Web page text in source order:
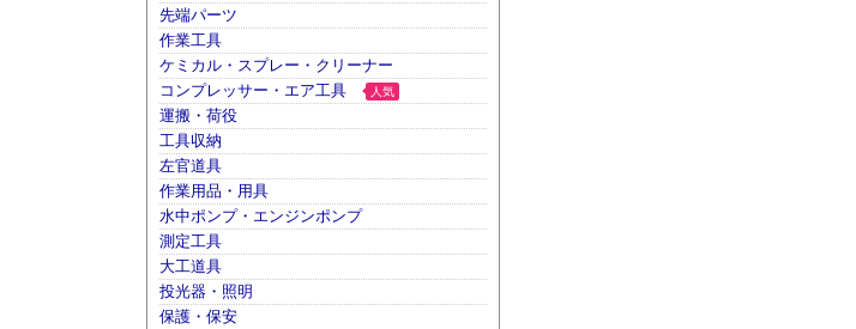
先端パーツ
作業工具
ケミカル・スプレー・クリーナー
コンプレッサー・エア工具
人気
運搬・荷役
工具収納
左官道具
作業用品・用具
水中ポンプ・エンジンポンプ
測定工具
大工道具
投光器・照明
保護・保安